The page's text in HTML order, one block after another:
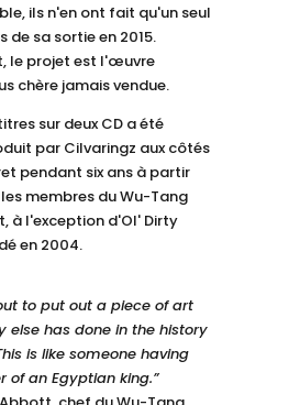
ils n'en ont fait qu'un seul
de sa sortie en 2015.
le projet est l'œuvre
chère jamais vendue.
sur deux CD a été
par Cilvaringz aux côtés
pendant six ans à partir
membres du Wu-Tang
à l'exception d'Ol' Dirty
en 2004.
to put out a piece of art
else has done in the history
is like someone having
of an Egyptian king.”